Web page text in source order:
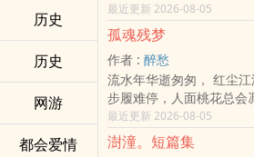
历史
历史
网游
都会爱情
最近更新 2026-08-05
孤魂残梦
作者 : 醉愁
流水年华逝匆匆， 红尘江
步履难停，人面桃花总会
身影，何俟盖棺论定？人
最近更新 2026-08-05
澍潼。短篇集